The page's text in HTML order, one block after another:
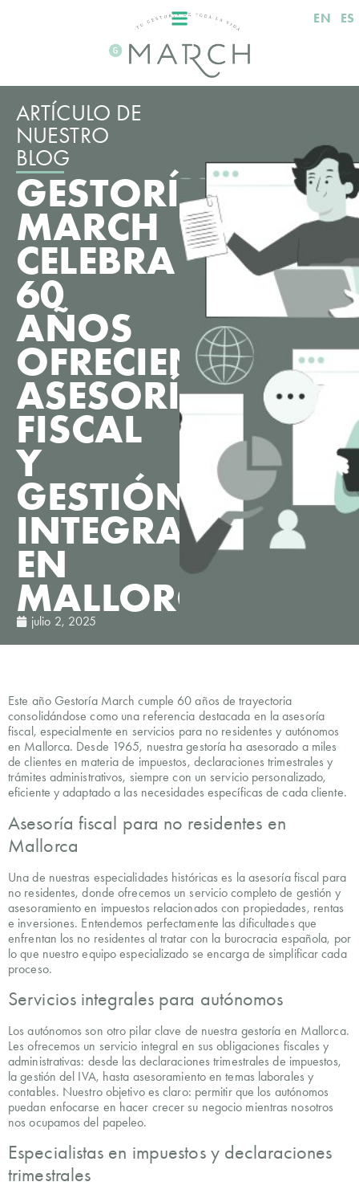
EN ES
ARTÍCULO DE
NUESTRO
BLOG
GESTORÍA
MARCH
CELEBRA
60
AÑOS
OFRECIENDO
ASESORÍA
FISCAL
Y
GESTIÓN
INTEGRAL
EN
MALLORCA
julio 2, 2025
Este año Gestoría March cumple 60 años de trayectoria
consolidándose como una referencia destacada en la asesoría
fiscal, especialmente en servicios para no residentes y autónomos
en Mallorca. Desde 1965, nuestra gestoría ha asesorado a miles
de clientes en materia de impuestos, declaraciones trimestrales y
trámites administrativos, siempre con un servicio personalizado,
eficiente y adaptado a las necesidades específicas de cada cliente.
Asesoría fiscal para no residentes en
Mallorca
Una de nuestras especialidades históricas es la asesoría fiscal para
no residentes, donde ofrecemos un servicio completo de gestión y
asesoramiento en impuestos relacionados con propiedades, rentas
e inversiones. Entendemos perfectamente las dificultades que
enfrentan los no residentes al tratar con la burocracia española, por
lo que nuestro equipo especializado se encarga de simplificar cada
proceso.
Servicios integrales para autónomos
Los autónomos son otro pilar clave de nuestra gestoría en Mallorca.
Les ofrecemos un servicio integral en sus obligaciones fiscales y
administrativas: desde las declaraciones trimestrales de impuestos,
la gestión del IVA, hasta asesoramiento en temas laborales y
contables. Nuestro objetivo es claro: permitir que los autónomos
puedan enfocarse en hacer crecer su negocio mientras nosotros
nos ocupamos del papeleo.
Especialistas en impuestos y declaraciones
trimestrales